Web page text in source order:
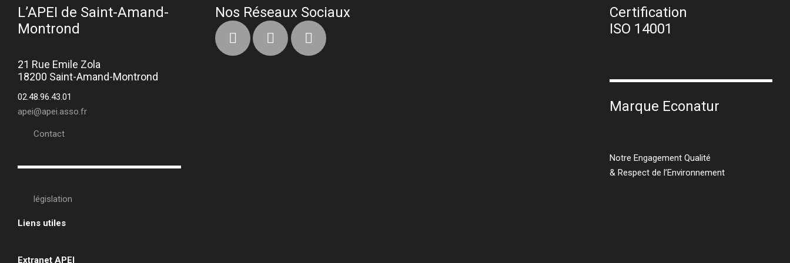
L’APEI de Saint-Amand-
Montrond
21 Rue Emile Zola
18200 Saint-Amand-Montrond
02.48.96.43.01
apei@apei.asso.fr
Contact
législation
Liens utiles
Extranet APEI
Nos Réseaux Sociaux
Certification
ISO 14001
Marque Econatur
Notre Engagement Qualité
& Respect de l’Environnement